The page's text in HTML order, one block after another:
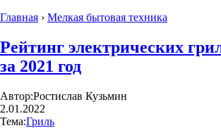
Главная › Мелкая бытовая техника
Рейтинг электрических
за 2021 год
Автор:Ростислав Кузьмин
2.01.2022
Тема:Гриль